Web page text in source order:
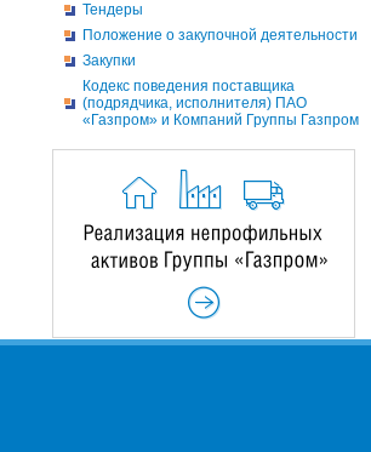
Тендеры
Положение о закупочной деятельности
Закупки
Кодекс поведения поставщика
(подрядчика, исполнителя) ПАО
«Газпром» и Компаний Группы Газпром